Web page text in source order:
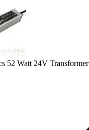
52 Watt 24V Transformer